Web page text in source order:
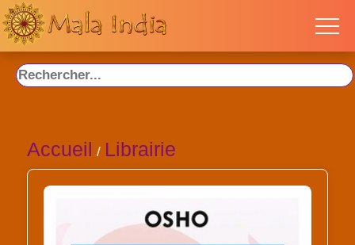
Accueil / Librairie